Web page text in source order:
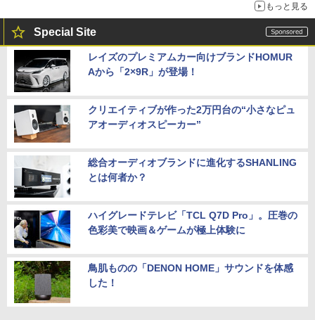
もっと見る
Special Site
レイズのプレミアムカー向けブランドHOMUR
Aから「2×9R」が登場！
クリエイティブが作った2万円台の“小さなピュ
アオーディオスピーカー”
総合オーディオブランドに進化するSHANLING
とは何者か？
ハイグレードテレビ「TCL Q7D Pro」。圧巻の
色彩美で映画＆ゲームが極上体験に
鳥肌ものの「DENON HOME」サウンドを体感
した！